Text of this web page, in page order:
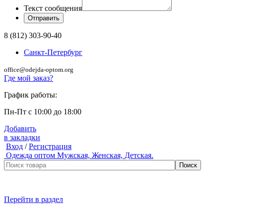
Текст сообщения
8 (812) 303-90-40
Санкт-Петербург
office@odejda-optom.org
Где мой заказ?
График работы:
Пн-Пт с 10:00 до 18:00
Добавить
в закладки
Вход /Регистрация
Одежда оптом Мужская, Женская, Детская.
Перейти в раздел